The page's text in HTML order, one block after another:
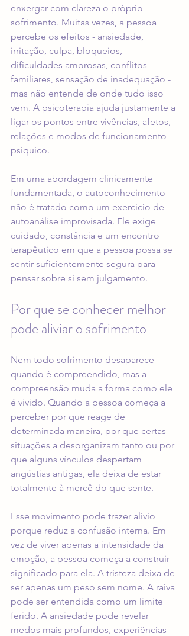
enxergar com clareza o próprio
sofrimento. Muitas vezes, a pessoa
percebe os efeitos - ansiedade,
irritação, culpa, bloqueios,
dificuldades amorosas, conflitos
familiares, sensação de inadequação -
mas não entende de onde tudo isso
vem. A psicoterapia ajuda justamente a
ligar os pontos entre vivências, afetos,
relações e modos de funcionamento
psíquico.
Em uma abordagem clinicamente
fundamentada, o autoconhecimento
não é tratado como um exercício de
autoanálise improvisada. Ele exige
cuidado, constância e um encontro
terapêutico em que a pessoa possa se
sentir suficientemente segura para
pensar sobre si sem julgamento.
Por que se conhecer melhor
pode aliviar o sofrimento
Nem todo sofrimento desaparece
quando é compreendido, mas a
compreensão muda a forma como ele
é vivido. Quando a pessoa começa a
perceber por que reage de
determinada maneira, por que certas
situações a desorganizam tanto ou por
que alguns vínculos despertam
angústias antigas, ela deixa de estar
totalmente à mercê do que sente.
Esse movimento pode trazer alívio
porque reduz a confusão interna. Em
vez de viver apenas a intensidade da
emoção, a pessoa começa a construir
significado para ela. A tristeza deixa de
ser apenas um peso sem nome. A raiva
pode ser entendida como um limite
ferido. A ansiedade pode revelar
medos mais profundos, experiências